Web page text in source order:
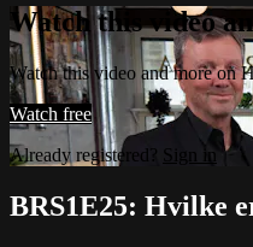
Watch this video
Watch this video and more on
Watch free
Already registered? Sign in
BRS1E25: Hvilke